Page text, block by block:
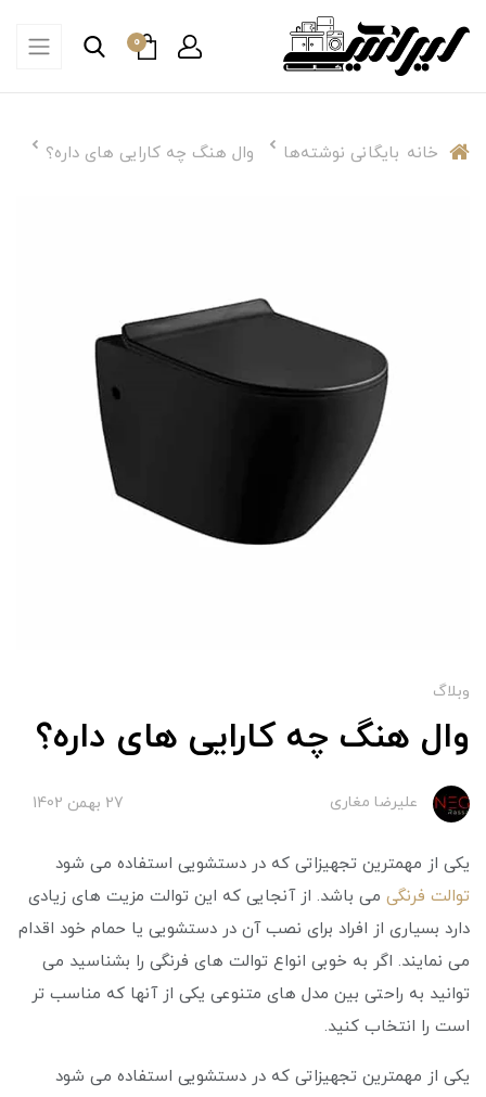
0
خانه بایگانی نوشته‌ها وال هنگ چه کارایی های داره؟
وبلاگ
وال هنگ چه کارایی های داره؟
علیرضا مغاری 27 بهمن 1402
یکی از مهمترین تجهیزاتی که در دستشویی استفاده می شود
توالت فرنگی می باشد. از آنجایی که این توالت مزیت های زیادی
دارد بسیاری از افراد برای نصب آن در دستشویی یا حمام خود اقدام
می نمایند. اگر به خوبی انواع توالت های فرنگی را بشناسید می
توانید به راحتی بین مدل ‌های متنوعی یکی از آنها که مناسب تر
است را انتخاب کنید.
یکی از مهمترین تجهیزاتی که در دستشویی استفاده می شود